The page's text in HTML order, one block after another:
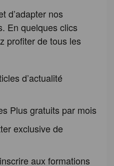
d’adapter nos
En quelques clics
profiter de tous les
d’actualité
Plus gratuits par mois
exclusive de
aux formations